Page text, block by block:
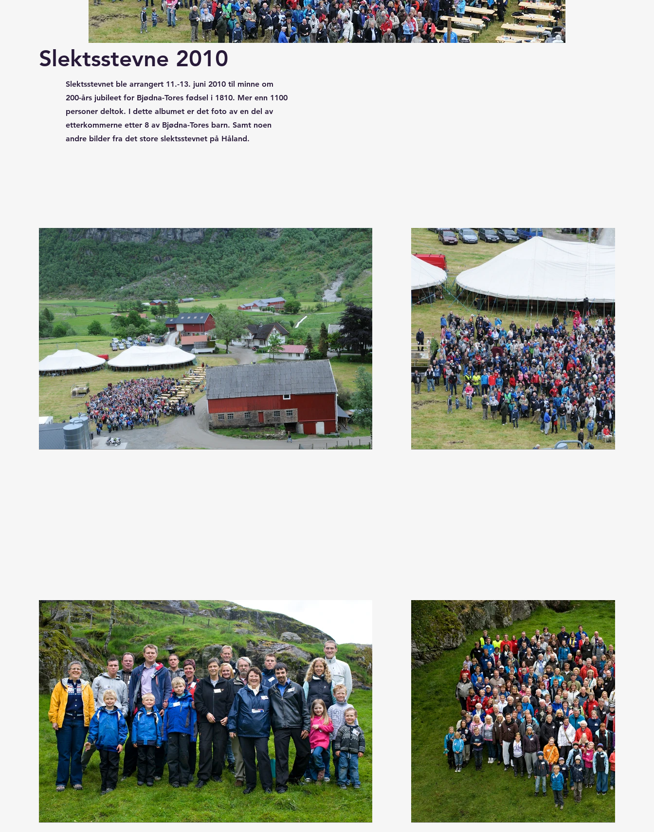
Slektsstevne 2010
Slektsstevnet ble arrangert 11.-13. juni 2010 til minne om
200-års jubileet for Bjødna-Tores fødsel i 1810. Mer enn 1100
personer deltok. I dette albumet er det foto av en del av
etterkommerne etter 8 av Bjødna-Tores barn. Samt noen
andre bilder fra det store slektsstevnet på Håland.